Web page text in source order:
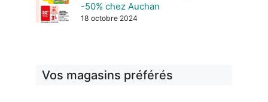
-50% chez Auchan
18 octobre 2024
Vos magasins préférés